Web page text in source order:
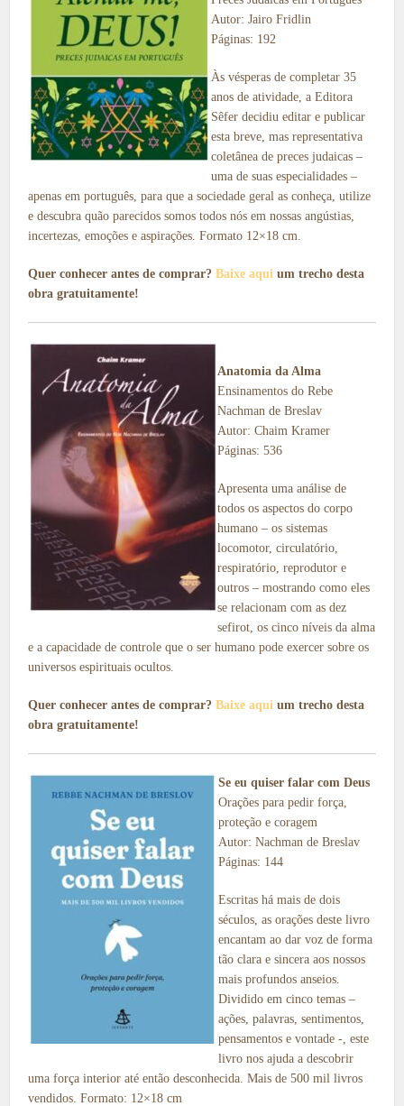
Autor: Jairo Fridlin
Páginas: 192
Às vésperas de completar 35
anos de atividade, a Editora
Sêfer decidiu editar e publicar
esta breve, mas representativa
coletânea de preces judaicas –
uma de suas especialidades –
apenas em português, para que a sociedade geral as conheça, utilize
e descubra quão parecidos somos todos nós em nossas angústias,
incertezas, emoções e aspirações. Formato 12×18 cm.
Quer conhecer antes de comprar?Baixe aqui um trecho desta
obra gratuitamente!
Anatomia da Alma
Ensinamentos do Rebe
Nachman de Breslav
Autor: Chaim Kramer
Páginas: 536
Apresenta uma análise de
todos os aspectos do corpo
humano – os sistemas
locomotor, circulatório,
respiratório, reprodutor e
outros – mostrando como eles
se relacionam com as dez
sefirot, os cinco níveis da alma
e a capacidade de controle que o ser humano pode exercer sobre os
universos espirituais ocultos.
Quer conhecer antes de comprar?Baixe aqui um trecho desta
obra gratuitamente!
Se eu quiser falar com Deus
Orações para pedir força,
proteção e coragem
Autor: Nachman de Breslav
Páginas: 144
Escritas há mais de dois
séculos, as orações deste livro
encantam ao dar voz de forma
tão clara e sincera aos nossos
mais profundos anseios.
Dividido em cinco temas –
ações, palavras, sentimentos,
pensamentos e vontade -, este
livro nos ajuda a descobrir
uma força interior até então desconhecida. Mais de 500 mil livros
vendidos. Formato: 12×18 cm